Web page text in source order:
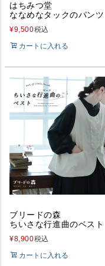
はちみつ堂
ななめなタックのパンツ
¥9,500税込
カートに入れる
ブリードの森
ちいさな行進曲のベスト
¥8,900税込
カートに入れる